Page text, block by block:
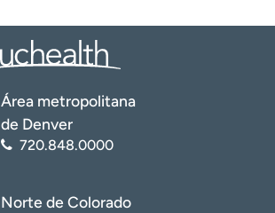
Área metropolitana
de Denver
720.848.0000
Norte de Colorado